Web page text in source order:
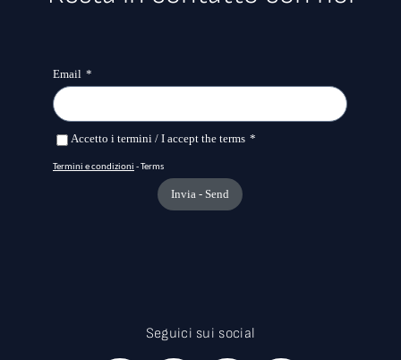
Seguici sui social